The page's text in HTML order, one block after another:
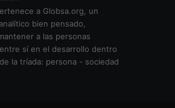
a Globsa.org, un
bien pensado,
a las personas
sí en el desarrollo dentro
la tríada: persona - sociedad